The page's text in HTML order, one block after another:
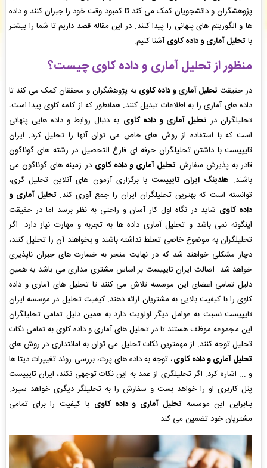
شهریار شهریار : پیش فاکتور شما با موفقیت پرداخت شد و سفارش تایپ، صفحه آرایی شما در
حال انجام است. -
( جمعه ۰۵/۰۵/۱۶ ۲۳:۴۳:۱۳)
ررویا عبدالهی : پرداخت فاکتور نهایی شما با موفقیت انجام شد، میتوانید فایل ترجمه، شده خود را
دانلود نمایید. -( جمعه ۰۵/۰۵/۱۶ ۲۳:۳۴:۱۷)
جمعه ۰۵/۰۵/۱۶ ۲۳:۲۹:۵۳)
پژوهشگران و دانشجویان کمک می کند تا کمبود وقت خود را جبران کنند و داده
ها و الگوریتم های پنهانی را پیدا کنند. در این مقاله قصد داریم تا شما را بیشتر
با تحلیل آماری و داده کاوی آشنا کنیم.
منظور از تحلیل آماری و داده کاوی چیست؟
در حقیقت تحلیل آماری و داده کاوی به پژوهشگران و محققان کمک می کند تا
داده های آماری را به اطلاعات تبدیل کنند. همانطور که از کلمه کاوی پیدا است،
تحلیلگران در تحلیل آماری و داده کاوی به دنبال روابط و داده هایی پنهانی
است که با استفاده از روش های خاص می توان آنها را تحلیل کرد. ایران
تایپیست با داشتن تحلیلگران حرفه ای فارغ التحصیل در رشته های گوناگون
قادر به پذیرش سفارش تحلیل آماری و داده کاوی در زمینه های گوناگون می
باشند. هلدینگ ایران تایپیست با برگزاری آزمون های آنلاین تحلیل گری،
توانسته است که بهترین تحلیلگران ایران را جمع آوری کند. تحلیل آماری و
داده کاوی شاید در نگاه اول کار آسان و راحتی به نظر برسد اما در حقیقت
اینگونه نمی باشد و تحلیل آماری داده ها به تجربه و مهارت نیاز دارد. اگر
تحلیلگران به موضوع خاصی تسلط نداشته باشند و بخواهند آن را تحلیل کنند،
دچار مشکلی خواهند شد که در نهایت منجر به خسارت های جبران ناپذیری
خواهد شد. اصالت ایران تایپیست بر اساس مشتری مداری می باشد به همین
دلیل تمامی اعضای این موسسه تلاش می کنند تا تحلیل های آماری و داده
کاوی را با کیفیت بالایی به مشتریان ارائه دهند. کیفیت تحلیل در موسسه ایران
تایپیست نسبت به عوامل دیگر اولویت دارد به همین دلیل تمامی تحلیلگران
این مجموعه موظف هستند تا در تحلیل های آماری و داده کاوی به تمامی نکات
تحلیل توجه کنند. از مهمترین نکات تحلیل می توان به امانتداری در روش های
تحلیل آماری و داده کاوی، توجه به داده های پرت، بررسی روند تغییرات دیتا ها
و ... اشاره کرد. اگر تحلیلگری از عمد به این نکات توجهی نکند، ایران تایپیست
پنل کاربری او را خواهد بست و سفارش را به تحلیلگر دیگری خواهد سپرد.
بنابراین این موسسه تحلیل آماری و داده کاوی با کیفیت را برای تمامی
مشتریان خود تضمین می کند.